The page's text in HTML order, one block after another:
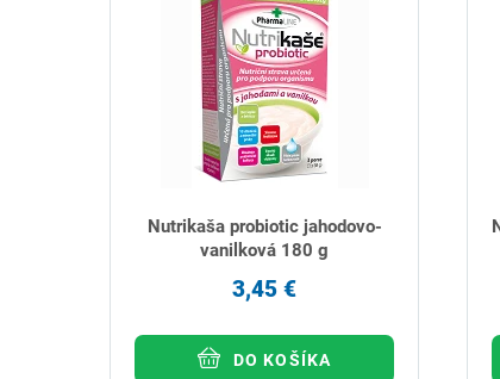
Nutrikaša probiotic jahodovo-
vanilková 180 g
3,45 €
DO KOŠÍKA